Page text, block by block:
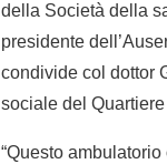
della Società della
presidente
condivide col dottor
sociale del
“Questo